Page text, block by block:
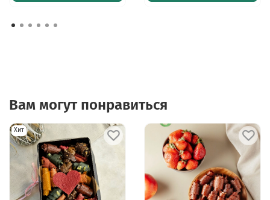
Вам могут понравиться
Хит